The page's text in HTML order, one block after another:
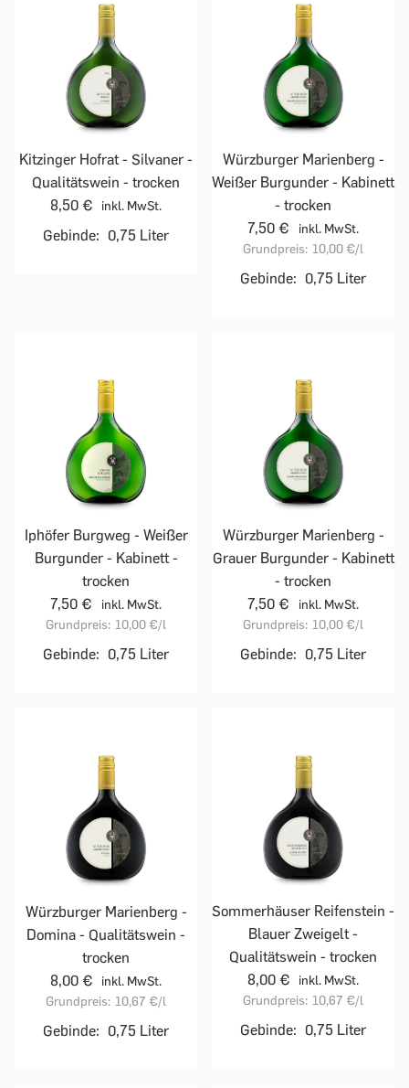
Kitzinger Hofrat - Silvaner -
Qualitätswein - trocken
8,50 €
inkl. MwSt.
Gebinde: 0,75 Liter
Würzburger Marienberg -
Weißer Burgunder - Kabinett
- trocken
7,50 €
inkl. MwSt.
Grundpreis: 10,00 €/l
Gebinde: 0,75 Liter
Iphöfer Burgweg - Weißer
Burgunder - Kabinett -
trocken
7,50 €
inkl. MwSt.
Grundpreis: 10,00 €/l
Gebinde: 0,75 Liter
Würzburger Marienberg -
Grauer Burgunder - Kabinett
- trocken
7,50 €
inkl. MwSt.
Grundpreis: 10,00 €/l
Gebinde: 0,75 Liter
Würzburger Marienberg -
Domina - Qualitätswein -
trocken
8,00 €
inkl. MwSt.
Grundpreis: 10,67 €/l
Gebinde: 0,75 Liter
Sommerhäuser Reifenstein -
Blauer Zweigelt -
Qualitätswein - trocken
8,00 €
inkl. MwSt.
Grundpreis: 10,67 €/l
Gebinde: 0,75 Liter